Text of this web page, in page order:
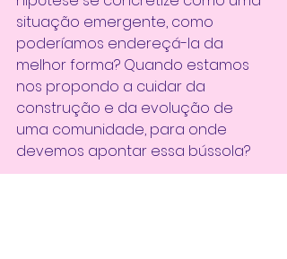
situação emergente, como
poderíamos endereçá-la da
melhor forma? Quando estamos
nos propondo a cuidar da
construção e da evolução de
uma comunidade, para onde
devemos apontar essa bússola?